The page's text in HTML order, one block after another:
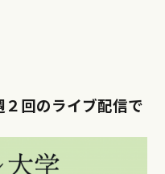
回のライブ配信で